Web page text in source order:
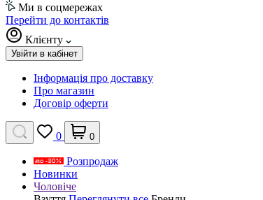
Ми в соцмережах
Перейти до контактів
Клієнту
Увійти в кабінет
Інформація про доставку
Про магазин
Договір оферти
0 0
Розпродаж
Новинки
Чоловіче